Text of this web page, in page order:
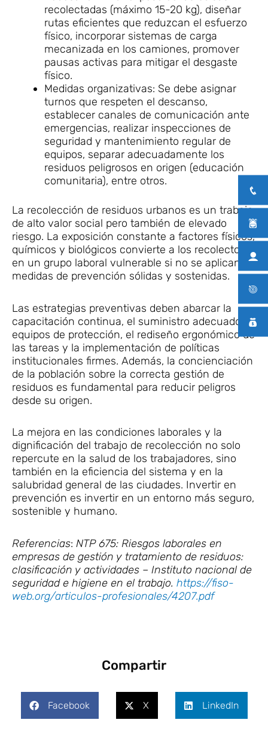
recolectadas (máximo 15-20 kg), diseñar
rutas eficientes que reduzcan el esfuerzo
físico, incorporar sistemas de carga
mecanizada en los camiones, promover
pausas activas para mitigar el desgaste
físico.
Medidas organizativas: Se debe asignar
turnos que respeten el descanso,
establecer canales de comunicación ante
emergencias, realizar inspecciones de
seguridad y mantenimiento regular de
equipos, separar adecuadamente los
residuos peligrosos en origen (educación
comunitaria), entre otros.
La recolección de residuos urbanos es un trabajo
de alto valor social pero también de elevado
riesgo. La exposición constante a factores físicos,
químicos y biológicos convierte a los recolectores
en un grupo laboral vulnerable si no se aplican
medidas de prevención sólidas y sostenidas.
Las estrategias preventivas deben abarcar la
capacitación continua, el suministro adecuado de
equipos de protección, el rediseño ergonómico de
las tareas y la implementación de políticas
institucionales firmes. Además, la concienciación
de la población sobre la correcta gestión de
residuos es fundamental para reducir peligros
desde su origen.
La mejora en las condiciones laborales y la
dignificación del trabajo de recolección no solo
repercute en la salud de los trabajadores, sino
también en la eficiencia del sistema y en la
salubridad general de las ciudades. Invertir en
prevención es invertir en un entorno más seguro,
sostenible y humano.
Referencias: NTP 675: Riesgos laborales en
empresas de gestión y tratamiento de residuos:
clasificación y actividades – Instituto nacional de
seguridad e higiene en el trabajo. https://fiso-
web.org/articulos-profesionales/4207.pdf
Compartir
Facebook X LinkedIn